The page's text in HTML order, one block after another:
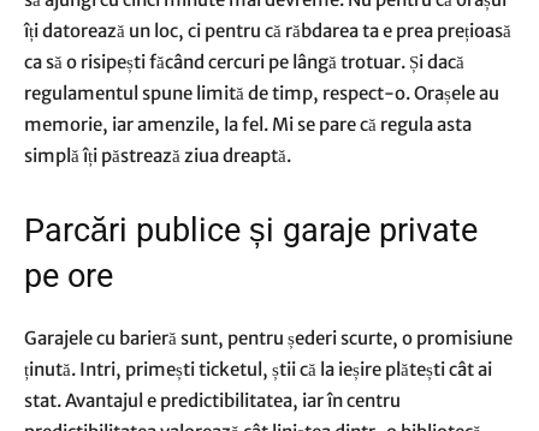
îți datorează un loc, ci pentru că răbdarea ta e prea prețioasă
ca să o risipești făcând cercuri pe lângă trotuar. Și dacă
regulamentul spune limită de timp, respect-o. Orașele au
memorie, iar amenzile, la fel. Mi se pare că regula asta
simplă îți păstrează ziua dreaptă.
Parcări publice și garaje private
pe ore
Garajele cu barieră sunt, pentru șederi scurte, o promisiune
ținută. Intri, primești ticketul, știi că la ieșire plătești cât ai
stat. Avantajul e predictibilitatea, iar în centru